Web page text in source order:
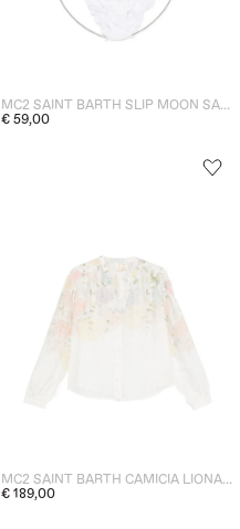
MC2 SAINT BARTH SLIP MOON SANGALLO DONNA BIANCO
€ 59,00
MC2 SAINT BARTH CAMICIA LIONA DONNA BIANCO
€ 189,00